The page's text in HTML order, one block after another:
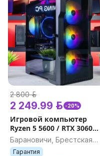
2 800 р.
2 249.99 р. -20%
Игровой компьютер
Ryzen 5 5600 / RTX 3060
12GB / 16GB, 32GB /
Гарантия на игровой ПК
Барановичи, Брестская
область
Гарантия